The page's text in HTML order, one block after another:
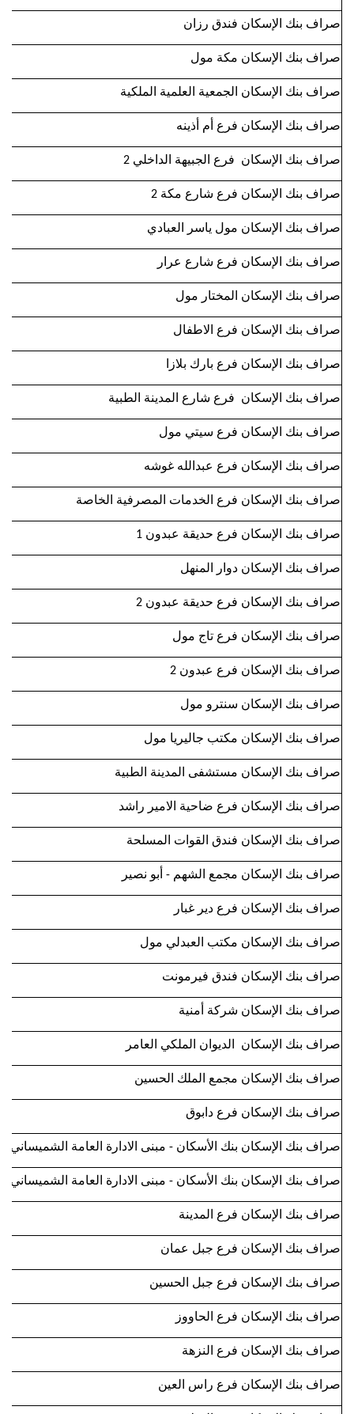
صراف بنك الإسكان فندق رزان
صراف بنك الإسكان مكة مول
صراف بنك الإسكان الجمعية العلمية الملكية
صراف بنك الإسكان فرع أم أذينه
صراف بنك الإسكان فرع الجبيهة الداخلي 2
صراف بنك الإسكان فرع شارع مكة 2
صراف بنك الإسكان مول ياسر العبادي
صراف بنك الإسكان فرع شارع عرار
صراف بنك الإسكان المختار مول
صراف بنك الإسكان فرع الاطفال
صراف بنك الإسكان فرع بارك بلازا
صراف بنك الإسكان فرع شارع المدينة الطبية
صراف بنك الإسكان فرع سيتي مول
صراف بنك الإسكان فرع عبدالله غوشه
صراف بنك الإسكان فرع الخدمات المصرفية الخاصة
صراف بنك الإسكان فرع حديقة عبدون 1
صراف بنك الإسكان دوار المنهل
صراف بنك الإسكان فرع حديقة عبدون 2
صراف بنك الإسكان فرع تاج مول
صراف بنك الإسكان فرع عبدون 2
صراف بنك الإسكان سنترو مول
صراف بنك الإسكان مكتب جاليريا مول
صراف بنك الإسكان مستشفى المدينة الطبية
صراف بنك الإسكان فرع ضاحية الامير راشد
صراف بنك الإسكان فندق القوات المسلحة
صراف بنك الإسكان مجمع الشهم - أبو نصير
صراف بنك الإسكان فرع دير غبار
صراف بنك الإسكان مكتب العبدلي مول
صراف بنك الإسكان فندق فيرمونت
صراف بنك الإسكان شركة أمنية
صراف بنك الإسكان الديوان الملكي العامر
صراف بنك الإسكان مجمع الملك الحسين
صراف بنك الإسكان فرع دابوق
صراف بنك الإسكان بنك الأسكان - مبنى الادارة العامة الشميساني 1
صراف بنك الإسكان بنك الأسكان - مبنى الادارة العامة الشميساني 2
صراف بنك الإسكان فرع المدينة
صراف بنك الإسكان فرع جبل عمان
صراف بنك الإسكان فرع جبل الحسين
صراف بنك الإسكان فرع الحاووز
صراف بنك الإسكان فرع النزهة
صراف بنك الإسكان فرع راس العين